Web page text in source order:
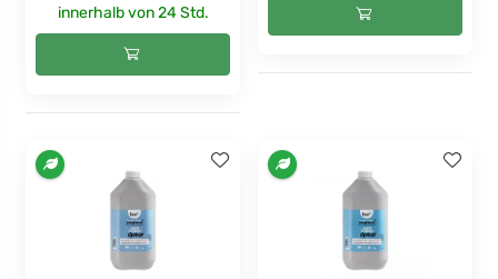
innerhalb von 24 Std.